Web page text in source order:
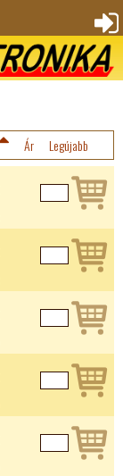
Bejele
ntkez
Ár Legújabb